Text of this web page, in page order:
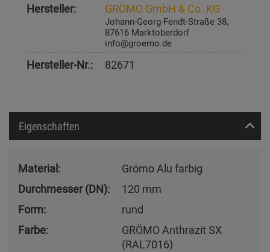
Hersteller:
GRÖMO GmbH & Co. KG
Johann-Georg-Fendt-Straße 38,
87616 Marktoberdorf
info@groemo.de
Hersteller-Nr.: 82671
Eigenschaften
Material:
Grömo Alu farbig
Durchmesser (DN):
120 mm
Form:
rund
Farbe:
GRÖMO Anthrazit SX
(RAL7016)